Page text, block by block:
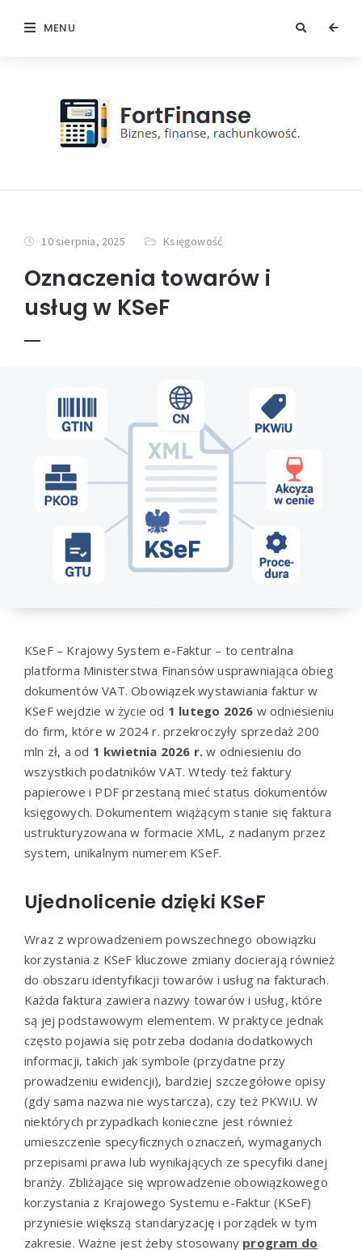
MENU
10 sierpnia, 2025 Księgowość
Oznaczenia towarów i
usług w KSeF
KSeF – Krajowy System e-Faktur – to centralna
platforma Ministerstwa Finansów usprawniająca obieg
dokumentów VAT. Obowiązek wystawiania faktur w
KSeF wejdzie w życie od 1 lutego 2026 w odniesieniu
do firm, które w 2024 r. przekroczyły sprzedaż 200
mln zł, a od 1 kwietnia 2026 r. w odniesieniu do
wszystkich podatników VAT. Wtedy też faktury
papierowe i PDF przestaną mieć status dokumentów
księgowych. Dokumentem wiążącym stanie się faktura
ustrukturyzowana w formacie XML, z nadanym przez
system, unikalnym numerem KSeF.
Ujednolicenie dzięki KSeF
Wraz z wprowadzeniem powszechnego obowiązku
korzystania z KSeF kluczowe zmiany docierają również
do obszaru identyfikacji towarów i usług na fakturach.
Każda faktura zawiera nazwy towarów i usług, które
są jej podstawowym elementem. W praktyce jednak
często pojawia się potrzeba dodania dodatkowych
informacji, takich jak symbole (przydatne przy
prowadzeniu ewidencji), bardziej szczegółowe opisy
(gdy sama nazwa nie wystarcza), czy też PKWiU. W
niektórych przypadkach konieczne jest również
umieszczenie specyficznych oznaczeń, wymaganych
przepisami prawa lub wynikających ze specyfiki danej
branży. Zbliżające się wprowadzenie obowiązkowego
korzystania z Krajowego Systemu e-Faktur (KSeF)
przyniesie większą standaryzację i porządek w tym
zakresie. Ważne jest żeby stosowany program do